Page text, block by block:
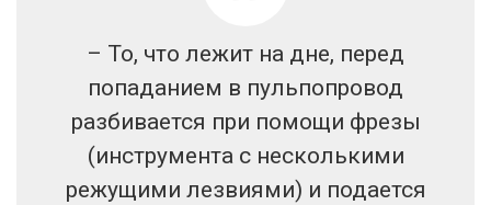
– То, что лежит на дне, перед
попаданием в пульпопровод
разбивается при помощи фрезы
(инструмента с несколькими
режущими лезвиями) и подается